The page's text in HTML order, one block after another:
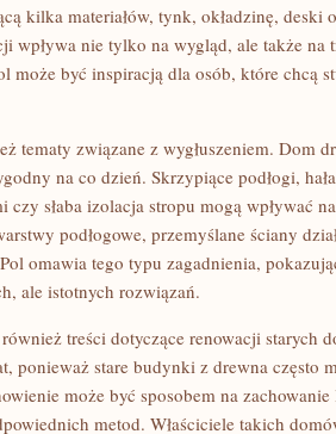
kilka materiałów, tynk, okładzinę,
wpływa nie tylko na wygląd, ale także na
może być inspiracją dla osób, które chcą
tematy związane z wygłuszeniem. Dom
na co dzień. Skrzypiące podłogi,
czy słaba izolacja stropu mogą wpływać
podłogowe, przemyślane ściany
omawia tego typu zagadnienia,
ale istotnych rozwiązań.
treści dotyczące renowacji starych
ponieważ stare budynki z drewna często
może być sposobem na
metod. Właściciele takich